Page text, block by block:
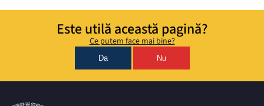
Este utilă această pagină?
Ce putem face mai bine?
Da Nu